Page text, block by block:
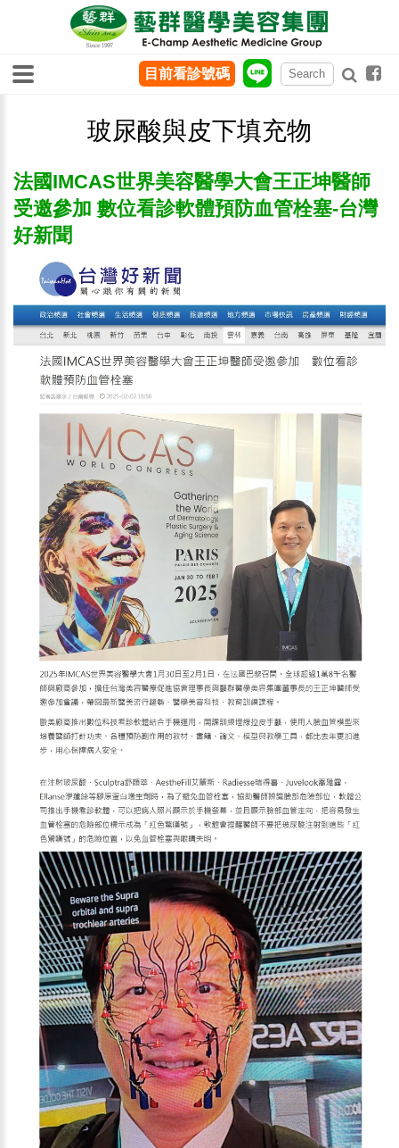
玻尿酸與皮下填充物
法國IMCAS世界美容醫學大會王正坤醫師
受邀參加 數位看診軟體預防血管栓塞-台灣
好新聞
目前看診號碼